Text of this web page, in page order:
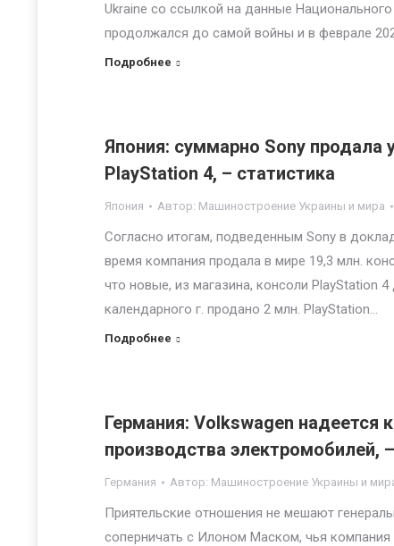
Ukraine со ссылкой на данные
продолжался до самой войны и в феврале
Подробнее
Япония: суммарно Sony продала
PlayStation 4, – статистика
Япония Автор: Машиностроение Украины и мира
Согласно итогам, подведенным Sony в
время компания продала в мире 19,3 млн.
что новые, из магазина, консоли PlayStation
календарного г. продано 2 млн. PlayStation…
Подробнее
Германия: Volkswagen надеется
производства электромобилей,
Германия Автор: Машиностроение Украины и
Приятельские отношения не мешают
соперничать с Илоном Маском, чья